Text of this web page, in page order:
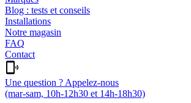
Blog : tests et conseils
Installations
Notre magasin
FAQ
Contact
Une question ? Appelez-nous
(mar-sam, 10h-12h30 et 14h-18h30)